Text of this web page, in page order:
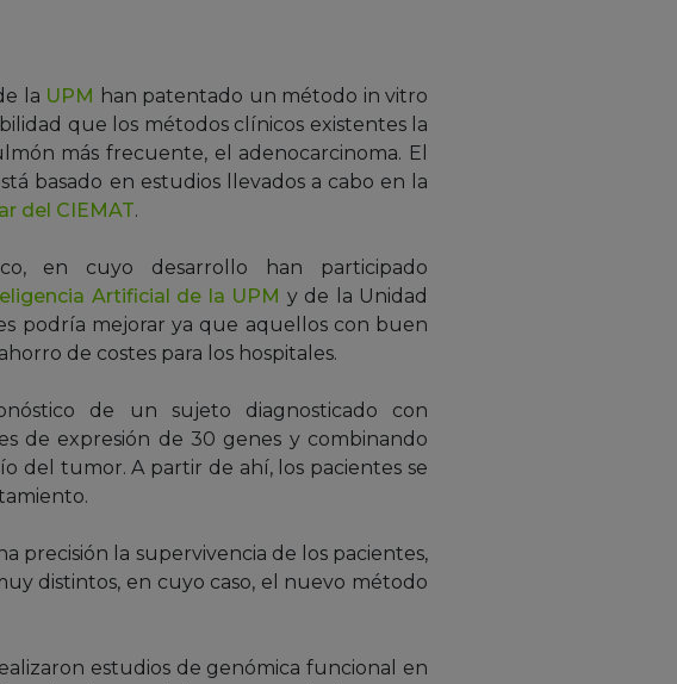
la UPM han patentado un método in vitro
que los métodos clínicos existentes la
más frecuente, el adenocarcinoma. El
basado en estudios llevados a cabo en la
del CIEMAT.
en cuyo desarrollo han participado
Artificial de la UPM y de la Unidad
podría mejorar ya que aquellos con buen
de costes para los hospitales.
de un sujeto diagnosticado con
de expresión de 30 genes y combinando
del tumor. A partir de ahí, los pacientes se
la supervivencia de los pacientes,
distintos, en cuyo caso, el nuevo método
estudios de genómica funcional en